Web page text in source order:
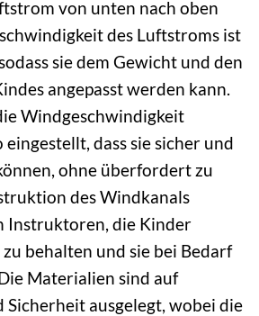
von unten nach oben
des Luftstroms ist
sie dem Gewicht und den
angepasst werden kann.
Windgeschwindigkeit
dass sie sicher und
ohne überfordert zu
des Windkanals
Instruktoren, die Kinder
behalten und sie bei Bedarf
Materialien sind auf
Sicherheit ausgelegt, wobei die